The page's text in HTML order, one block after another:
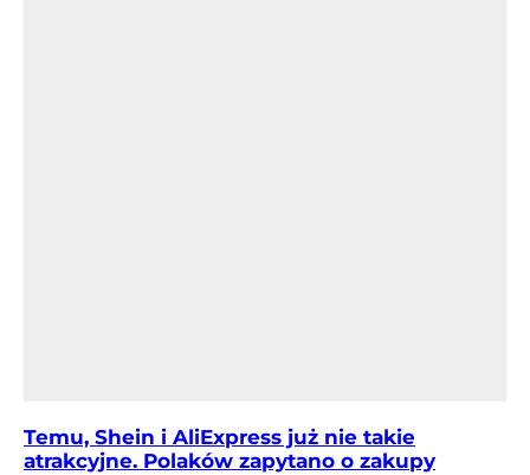
Temu, Shein i AliExpress już nie takie
atrakcyjne. Polaków zapytano o zakupy